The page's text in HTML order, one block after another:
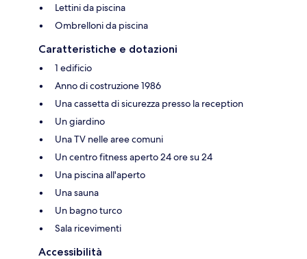
Lettini da piscina
Ombrelloni da piscina
Caratteristiche e dotazioni
1 edificio
Anno di costruzione 1986
Una cassetta di sicurezza presso la reception
Un giardino
Una TV nelle aree comuni
Un centro fitness aperto 24 ore su 24
Una piscina all'aperto
Una sauna
Un bagno turco
Sala ricevimenti
Accessibilità